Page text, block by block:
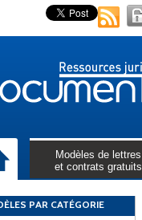
Modèles de lettres
et contrats gratuits
PAR CATÉGORIE